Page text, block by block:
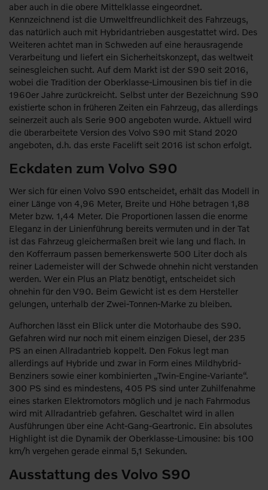
aber auch in die obere Mittelklasse eingeordnet.
Kennzeichnend ist die Umweltfreundlichkeit des Fahrzeugs,
das natürlich auch mit Hybridantrieben ausgestattet wird. Des
Weiteren achtet man in Schweden auf eine herausragende
Verarbeitung und liefert ein Sicherheitskonzept, das weltweit
seinesgleichen sucht. Auf dem Markt ist der S90 seit 2016,
wobei die Tradition der Oberklasse-Limousinen bis tief in die
1960er Jahre zurückreicht. Selbst unter der Bezeichnung S90
existierte schon in früheren Zeiten ein Fahrzeug, das allerdings
seinerzeit auch als Serie 900 angeboten wurde. Aktuell wird
die überarbeitete Version des Volvo S90 mit Stand 2020
angeboten, d.h. das erste Facelift seit 2016 ist schon erfolgt.
Eckdaten zum Volvo S90
Wer sich für einen Volvo S90 entscheidet, erhält das Modell in
einer Länge von 4,96 Meter, Breite und Höhe betragen 1,88
Meter bzw. 1,44 Meter. Die Proportionen lassen die enorme
Eleganz in der Linienführung bereits vermuten und in der Tat
ist das Fahrzeug gleichermaßen breit wie lang und flach. In
den Kofferraum passen bemerkenswerte 500 Liter doch als
reiner Lademeister will der Schwede ohnehin nicht verstanden
werden. Wer ein Plus an Platz benötigt, entscheidet sich
ohnehin für den V90. Beim Gewicht ist es dem Hersteller
gelungen, unterhalb der Zwei-Tonnen-Marke zu bleiben.
Aufhorchen lässt ein Blick unter die Motorhaube des S90.
Gefahren wird nur noch mit einem einzigen Diesel, der 235
PS an einen Allradantrieb koppelt. Den Fokus legt man
allerdings auf Hybride und zwar in Form eines Mildhybrid-
Benziners sowie einer kombinierten „Twin-Engine-Variante“.
300 PS sind es mindestens, 405 PS sind unter Zuhilfenahme
eines starken Elektromotors möglich und je nach Fahrmodus
wird mit Allradantrieb gefahren. Geschaltet wird in allen
Ausführungen über eine Acht-Gang-Geartronic. Ein absolutes
Highlight ist die Dynamik der Oberklasse-Limousine: bis 100
km/h vergehen gerade einmal 5,1 Sekunden.
Ausstattung des Volvo S90